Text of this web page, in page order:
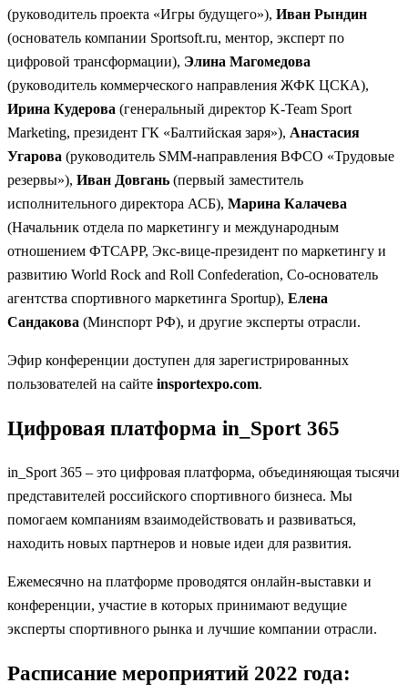
(руководитель проекта «Игры будущего»), Иван Рындин
(основатель компании Sportsoft.ru, ментор, эксперт по
цифровой трансформации), Элина Магомедова
(руководитель коммерческого направления ЖФК ЦСКА),
Ирина Кудерова (генеральный директор K-Team Sport
Marketing, президент ГК «Балтийская заря»), Анастасия
Угарова (руководитель SMM-направления ВФСО «Трудовые
резервы»), Иван Довгань (первый заместитель
исполнительного директора АСБ), Марина Калачева
(Начальник отдела по маркетингу и международным
отношением ФТСАРР, Экс-вице-президент по маркетингу и
развитию World Rock and Roll Confederation, Со-основатель
агентства спортивного маркетинга Sportup), Елена
Сандакова (Минспорт РФ), и другие эксперты отрасли.
Эфир конференции доступен для зарегистрированных
пользователей на сайте insportexpo.com.
Цифровая платформа in_Sport 365
in_Sport 365 – это цифровая платформа, объединяющая тысячи
представителей российского спортивного бизнеса. Мы
помогаем компаниям взаимодействовать и развиваться,
находить новых партнеров и новые идеи для развития.
Ежемесячно на платформе проводятся онлайн-выставки и
конференции, участие в которых принимают ведущие
эксперты спортивного рынка и лучшие компании отрасли.
Расписание мероприятий 2022 года: